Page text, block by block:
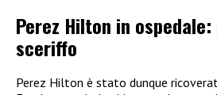
Perez Hilton in
sceriffo
Perez Hilton è stato dunque